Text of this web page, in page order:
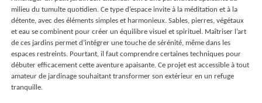
milieu du tumulte quotidien. Ce type d’espace invite à la méditation et à la
détente, avec des éléments simples et harmonieux. Sables, pierres, végétaux
et eau se combinent pour créer un équilibre visuel et spirituel. Maîtriser l’art
de ces jardins permet d’intégrer une touche de sérénité, même dans les
espaces restreints. Pourtant, il faut comprendre certaines techniques pour
débuter efficacement cette aventure apaisante. Ce projet est accessible à tout
amateur de jardinage souhaitant transformer son extérieur en un refuge
tranquille.